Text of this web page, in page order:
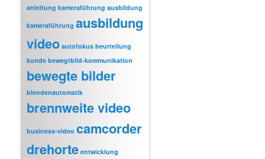
anleitung kameraführung ausbildung
kameraführung ausbildung
video autofokus beurteilung
kunde bewegtbild-kommunikation
bewegte bilder
blendenautomatik
brennweite video
business-video camcorder
drehorte entwicklung